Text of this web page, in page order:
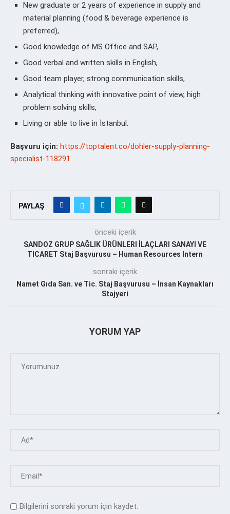
New graduate or 2 years of experience in supply and
material planning (food & beverage experience is
preferred),
Good knowledge of MS Office and SAP,
Good verbal and written skills in English,
Good team player, strong communication skills,
Analytical thinking with innovative point of view, high
problem solving skills,
Living or able to live in İstanbul.
Başvuru için: https://toptalent.co/dohler-supply-planning-
specialist-118291
PAYLAŞ
önceki içerik
SANDOZ GRUP SAĞLIK ÜRÜNLERI İLAÇLARI SANAYI VE
TICARET Staj Başvurusu – Human Resources Intern
sonraki içerik
Namet Gıda San. ve Tic. Staj Başvurusu – İnsan Kaynakları
Stajyeri
YORUM YAP
Bilgilerini sonraki yorum için kaydet.